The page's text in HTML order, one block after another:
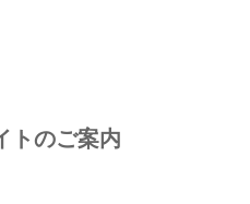
トのご案内